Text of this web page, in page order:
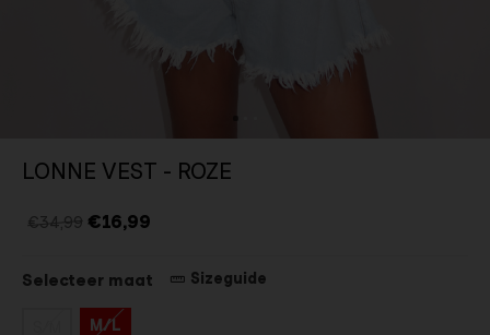
LONNE VEST - ROZE
€34,99 €16,99
Selecteer maat Sizeguide
M/L